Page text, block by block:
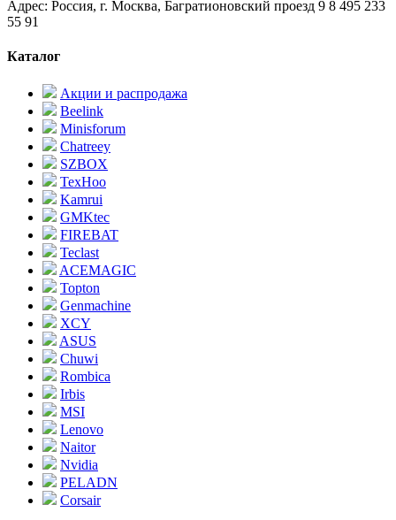
Адрес: Россия, г. Москва, Багратионовский проезд 9 8 495 233
55 91
Каталог
Акции и распродажа
Beelink
Minisforum
Chatreey
SZBOX
TexHoo
Kamrui
GMKtec
FIREBAT
Teclast
ACEMAGIC
Topton
Genmachine
XCY
ASUS
Chuwi
Rombica
Irbis
MSI
Lenovo
Naitor
Nvidia
PELADN
Corsair